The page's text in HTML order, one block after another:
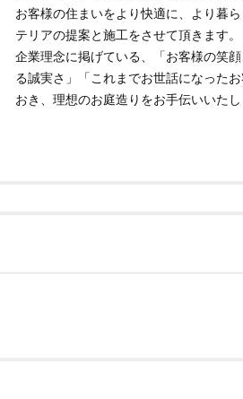
お客様の住まいをより快適に、より暮
テリアの提案と施工をさせて頂きます。
企業理念に掲げている、「お客様の笑
る誠実さ」「これまでお世話になった
おき、理想のお庭造りをお手伝いいたし